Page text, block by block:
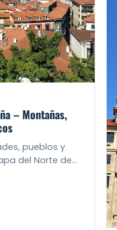
– Montañas,
pueblos y
del Norte de…